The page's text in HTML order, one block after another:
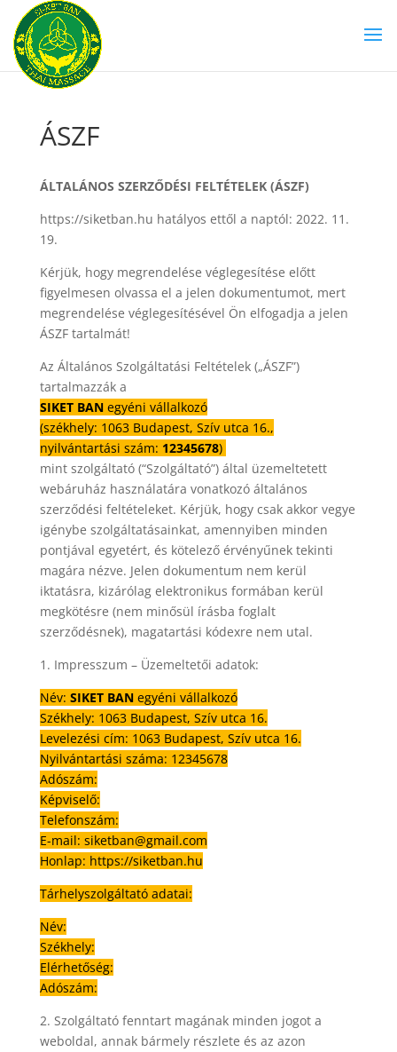
ÁSZF
ÁLTALÁNOS SZERZŐDÉSI FELTÉTELEK (ÁSZF)
https://siketban.hu hatályos ettől a naptól: 2022. 11.
19.
Kérjük, hogy megrendelése véglegesítése előtt
figyelmesen olvassa el a jelen dokumentumot, mert
megrendelése véglegesítésével Ön elfogadja a jelen
ÁSZF tartalmát!
Az Általános Szolgáltatási Feltételek („ÁSZF”)
tartalmazzák a
SIKET BANegyéni vállalkozó
(székhely: 1063 Budapest, Szív utca 16.,
nyilvántartási szám: 12345678)
mint szolgáltató (“Szolgáltató”) által üzemeltetett
webáruház használatára vonatkozó általános
szerződési feltételeket. Kérjük, hogy csak akkor vegye
igénybe szolgáltatásainkat, amennyiben minden
pontjával egyetért, és kötelező érvényűnek tekinti
magára nézve. Jelen dokumentum nem kerül
iktatásra, kizárólag elektronikus formában kerül
megkötésre (nem minősül írásba foglalt
szerződésnek), magatartási kódexre nem utal.
1. Impresszum – Üzemeltetői adatok:
Név: SIKET BANegyéni vállalkozó
Székhely: 1063 Budapest, Szív utca 16.
Levelezési cím: 1063 Budapest, Szív utca 16.
Nyilvántartási száma: 12345678
Adószám:
Képviselő:
Telefonszám:
E-mail: siketban@gmail.com
Honlap: https://siketban.hu
Tárhelyszolgáltató adatai:
Név:
Székhely:
Elérhetőség:
Adószám:
2. Szolgáltató fenntart magának minden jogot a
weboldal, annak bármely részlete és az azon